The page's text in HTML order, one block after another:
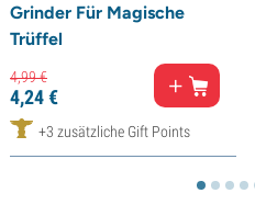
Grinder Für Magische
Trüffel
4,99€
4,24€
+3 zusätzliche Gift Points